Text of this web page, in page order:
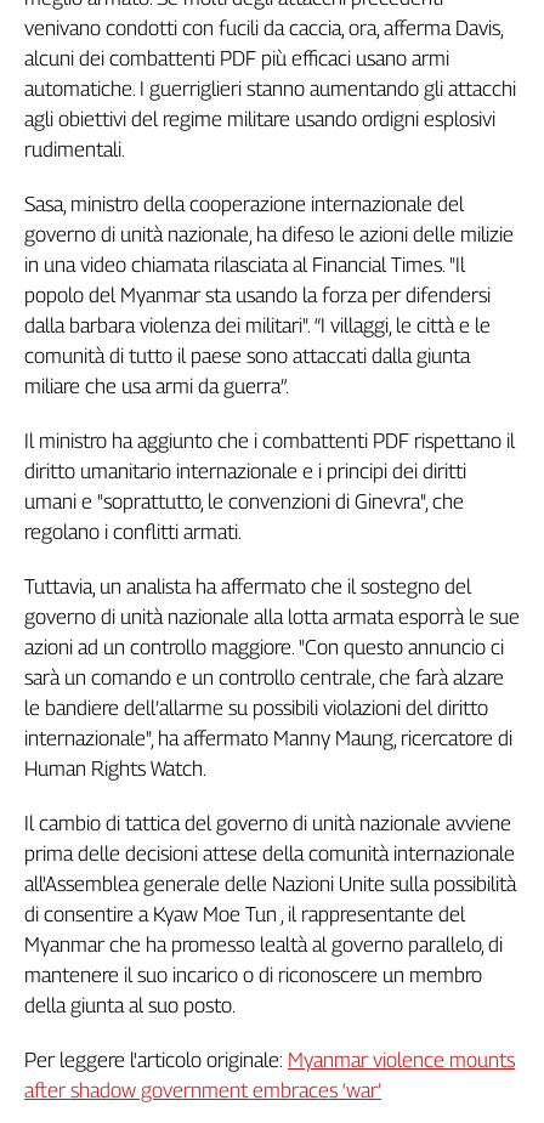
venivano condotti con fucili da caccia, ora, afferma Davis,
alcuni dei combattenti PDF più efficaci usano armi
automatiche. I guerriglieri stanno aumentando gli attacchi
agli obiettivi del regime militare usando ordigni esplosivi
rudimentali.
Sasa, ministro della cooperazione internazionale del
governo di unità nazionale, ha difeso le azioni delle milizie
in una video chiamata rilasciata al Financial Times. "Il
popolo del Myanmar sta usando la forza per difendersi
dalla barbara violenza dei militari". “I villaggi, le città e le
comunità di tutto il paese sono attaccati dalla giunta
miliare che usa armi da guerra”.
Il ministro ha aggiunto che i combattenti PDF rispettano il
diritto umanitario internazionale e i principi dei diritti
umani e "soprattutto, le convenzioni di Ginevra", che
regolano i conflitti armati.
Tuttavia, un analista ha affermato che il sostegno del
governo di unità nazionale alla lotta armata esporrà le sue
azioni ad un controllo maggiore. "Con questo annuncio ci
sarà un comando e un controllo centrale, che farà alzare
le bandiere dell’allarme su possibili violazioni del diritto
internazionale", ha affermato Manny Maung, ricercatore di
Human Rights Watch.
Il cambio di tattica del governo di unità nazionale avviene
prima delle decisioni attese della comunità internazionale
all'Assemblea generale delle Nazioni Unite sulla possibilità
di consentire a Kyaw Moe Tun , il rappresentante del
Myanmar che ha promesso lealtà al governo parallelo, di
mantenere il suo incarico o di riconoscere un membro
della giunta al suo posto.
Per leggere l'articolo originale: Myanmar violence mounts
after shadow government embraces ‘war’